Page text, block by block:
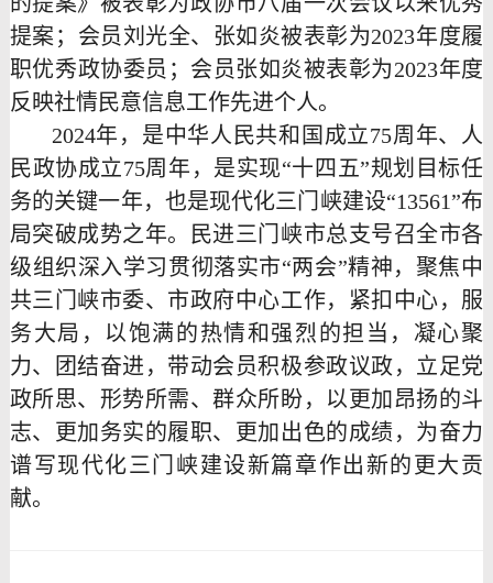
提案；会员刘光全、张如炎被表彰为2023年度履
职优秀政协委员；会员张如炎被表彰为2023年度
反映社情民意信息工作先进个人。
2024年，是中华人民共和国成立75周年、人
民政协成立75周年，是实现“十四五”规划目标任
务的关键一年，也是现代化三门峡建设“13561”布
局突破成势之年。民进三门峡市总支号召全市各
级组织深入学习贯彻落实市“两会”精神，聚焦中
共三门峡市委、市政府中心工作，紧扣中心，服
务大局，以饱满的热情和强烈的担当，凝心聚
力、团结奋进，带动会员积极参政议政，立足党
政所思、形势所需、群众所盼，以更加昂扬的斗
志、更加务实的履职、更加出色的成绩，为奋力
谱写现代化三门峡建设新篇章作出新的更大贡
献。